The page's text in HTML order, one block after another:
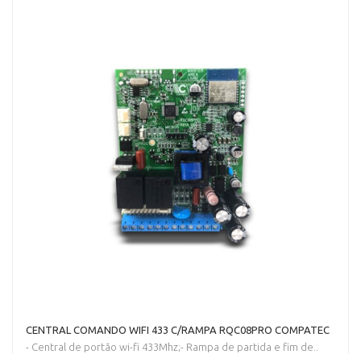
CENTRAL COMANDO WIFI 433 C/RAMPA RQC08PRO COMPATEC
- Central de portão wi-fi 433Mhz;- Rampa de partida e fim de..